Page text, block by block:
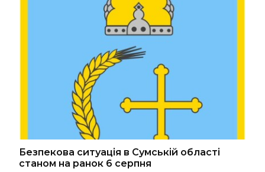
Безпекова ситуація в Сумській області
станом на ранок 6 серпня